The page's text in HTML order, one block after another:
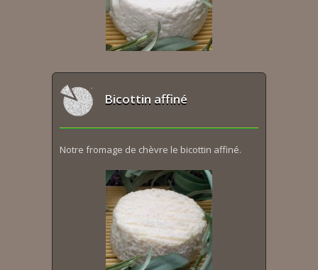
Bicottin affiné
Notre fromage de chèvre le bicottin affiné.